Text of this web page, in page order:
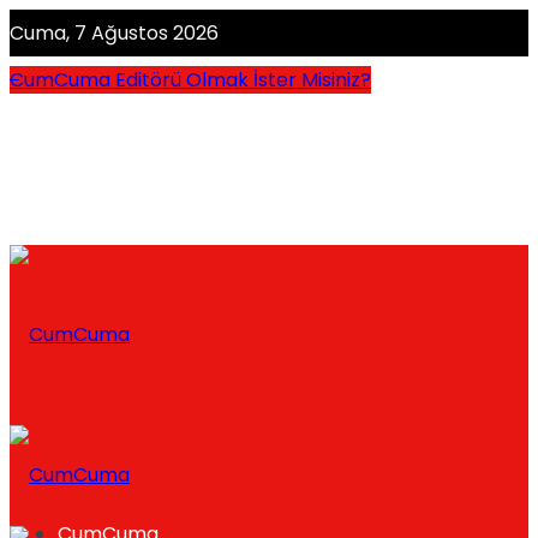
Cuma, 7 Ağustos 2026
CumCuma Editörü Olmak İster Misiniz?